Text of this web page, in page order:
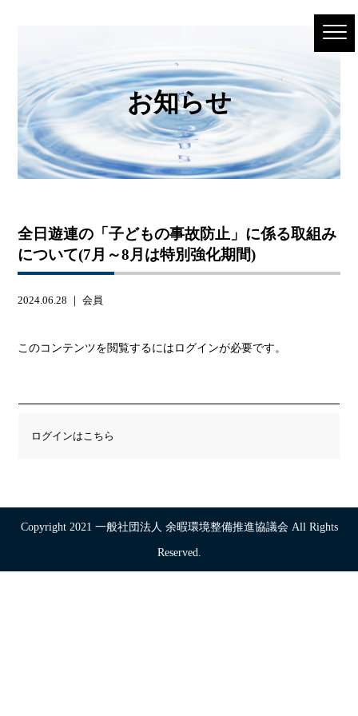
お知らせ
全日遊連の「子どもの事故防止」に係る取組み
について(7月～8月は特別強化期間)
2024.06.28 ｜会員
このコンテンツを閲覧するにはログインが必要です。
ログインはこちら
Copyright 2021 一般社団法人 余暇環境整備推進協議会 All Rights
Reserved.